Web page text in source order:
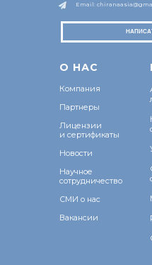
Компания
Партнеры
Лицензии
и сертификаты
Новости
Научное
сотрудничество
СМИ о нас
Вакансии
Email:
О НАС